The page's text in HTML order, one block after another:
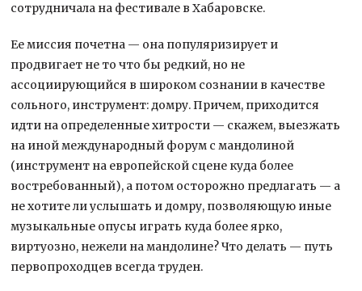
сотрудничала на фестивале в Хабаровске.
Ее миссия почетна — она популяризирует и
продвигает не то что бы редкий, но не
ассоциирующийся в широком сознании в качестве
сольного, инструмент: домру. Причем, приходится
идти на определенные хитрости — скажем, выезжать
на иной международный форум с мандолиной
(инструмент на европейской сцене куда более
востребованный), а потом осторожно предлагать — а
не хотите ли услышать и домру, позволяющую иные
музыкальные опусы играть куда более ярко,
виртуозно, нежели на мандолине? Что делать — путь
первопроходцев всегда труден.